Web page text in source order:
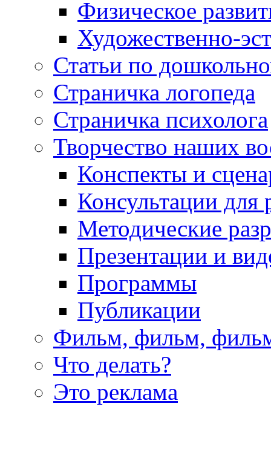
Физическое
Художественно-
Статьи по
Страничка логопеда
Страничка психолога
Творчество наших
Конспекты и
Консультации для
Методические
Презентации и
Программы
Публикации
Фильм, фильм,
Что делать?
Это реклама